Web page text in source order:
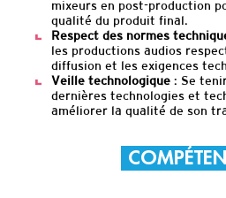
mixeurs en post-production
qualité du produit final.
Respect des normes
les productions audios
diffusion et les exigences
Veille technologique: Se
dernières technologies et
améliorer la qualité de son